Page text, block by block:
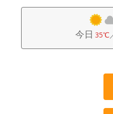
今日 35℃